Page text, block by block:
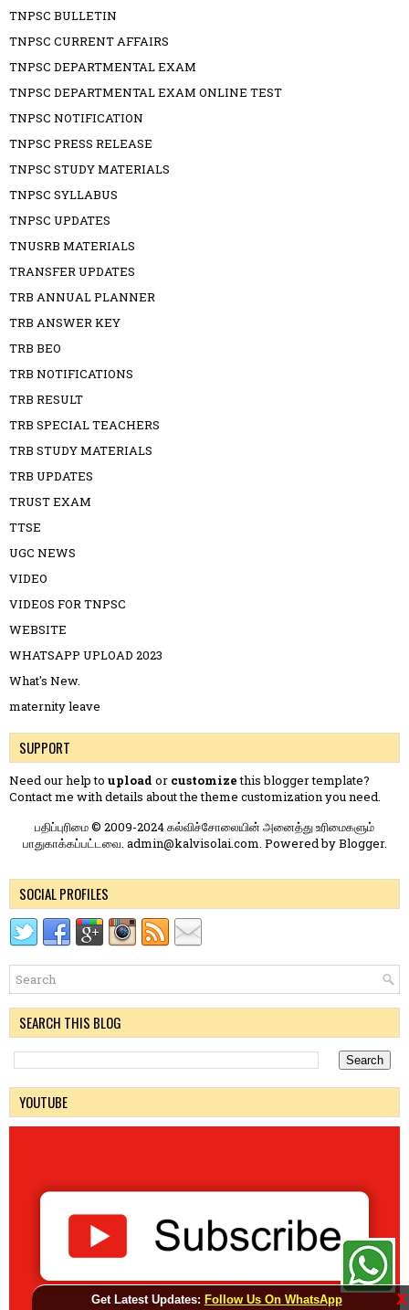
Get Latest Updates: Follow Us On WhatsApp X
TNPSC BULLETIN
TNPSC CURRENT AFFAIRS
TNPSC DEPARTMENTAL EXAM
TNPSC DEPARTMENTAL EXAM ONLINE TEST
TNPSC NOTIFICATION
TNPSC PRESS RELEASE
TNPSC STUDY MATERIALS
TNPSC SYLLABUS
TNPSC UPDATES
TNUSRB MATERIALS
TRANSFER UPDATES
TRB ANNUAL PLANNER
TRB ANSWER KEY
TRB BEO
TRB NOTIFICATIONS
TRB RESULT
TRB SPECIAL TEACHERS
TRB STUDY MATERIALS
TRB UPDATES
TRUST EXAM
TTSE
UGC NEWS
VIDEO
VIDEOS FOR TNPSC
WEBSITE
WHATSAPP UPLOAD 2023
What's New.
maternity leave
SUPPORT
Need our help to upload or customizethis blogger template?
Contact me with details about the theme customization you need.
பதிப்புரிமை © 2009-2024 கல்விச்சோலையின் அனைத்து உரிமைகளும்
பாதுகாக்கப்பட்டவை. admin@kalvisolai.com. Powered byBlogger.
SOCIAL PROFILES
SEARCH THIS BLOG
YOUTUBE